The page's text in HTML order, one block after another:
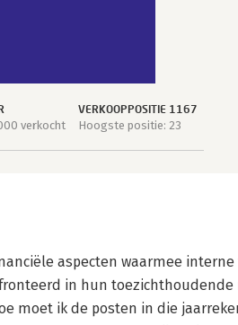
verkocht
VERKOOPPOSITIE 1167
Hoogste positie: 23
aspecten waarmee
in hun toezichthoudende
moet ik de posten in die